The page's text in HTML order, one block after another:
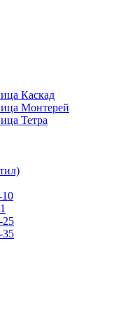
Каскад
Монтерей
Тетра